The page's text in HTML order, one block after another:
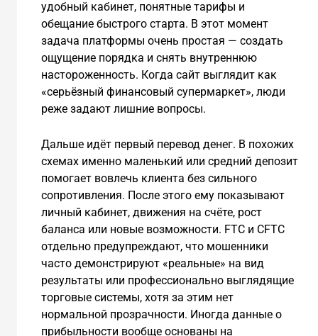
удобный кабинет, понятные тарифы и
обещание быстрого старта. В этот момент
задача платформы очень простая — создать
ощущение порядка и снять внутреннюю
настороженность. Когда сайт выглядит как
«серьёзный финансовый супермаркет», люди
реже задают лишние вопросы.
Дальше идёт первый перевод денег. В похожих
схемах именно маленький или средний депозит
помогает вовлечь клиента без сильного
сопротивления. После этого ему показывают
личный кабинет, движения на счёте, рост
баланса или новые возможности. FTC и CFTC
отдельно предупреждают, что мошенники
часто демонстрируют «реальные» на вид
результаты или профессионально выглядящие
торговые системы, хотя за этим нет
нормальной прозрачности. Иногда данные о
прибыльности вообще основаны на